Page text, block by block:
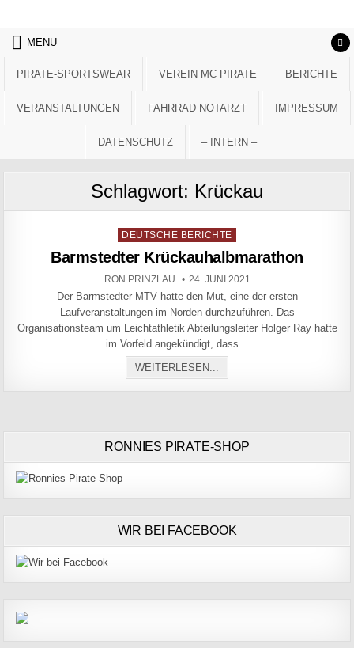
MENU
PIRATE-SPORTSWEAR VEREIN MC PIRATE BERICHTE
VERANSTALTUNGEN FAHRRAD NOTARZT IMPRESSUM
DATENSCHUTZ – INTERN –
Schlagwort: Krückau
Posted in
DEUTSCHE BERICHTE
Barmstedter Krückauhalbmarathon
AUTHOR:
RON PRINZLAU PUBLISHED DATE:
24. JUNI 2021
Der Barmstedter MTV hatte den Mut, eine der ersten
Laufveranstaltungen im Norden durchzuführen. Das
Organisationsteam um Leichtathletik Abteilungsleiter Holger Ray hatte
im Vorfeld angekündigt, dass…
WEITERLESEN...
RONNIES PIRATE-SHOP
WIR BEI FACEBOOK